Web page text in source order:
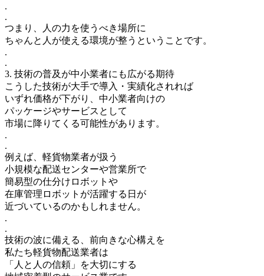
.
.
つまり、人の力を使うべき場所に
ちゃんと人が使える環境が整うということです。
.
.
3. 技術の普及が中小業者にも広がる期待
こうした技術が大手で導入・実績化されれば
いずれ価格が下がり、中小業者向けの
パッケージやサービスとして
市場に降りてくる可能性があります。
.
.
例えば、軽貨物業者が扱う
小規模な配送センターや営業所で
簡易型の仕分けロボットや
在庫管理ロボットが活躍する日が
近づいているのかもしれません。
.
.
技術の波に備える、前向きな心構えを
私たち軽貨物配送業者は
「人と人の信頼」を大切にする